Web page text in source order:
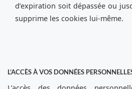
d’expiration soit dépassée ou
supprime les cookies lui-même.
L’ACCÈS À VOS DONNÉES